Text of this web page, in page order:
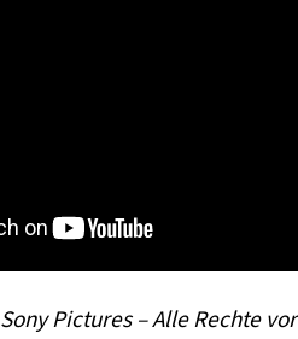
Pictures – Alle Rechte